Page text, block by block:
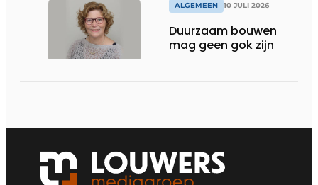
ALGEMEEN 10 JULI 2026
Duurzaam bouwen
mag geen gok zijn